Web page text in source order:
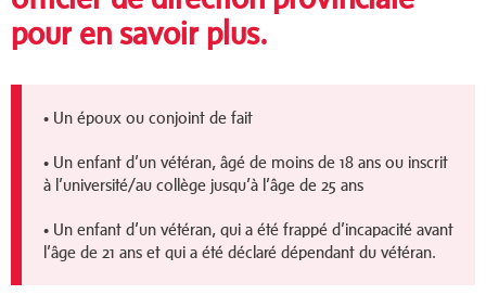
pour en savoir plus.
• Un époux ou conjoint de fait
• Un enfant d’un vétéran, âgé de moins de 18 ans ou inscrit
à l’université/au collège jusqu’à l’âge de 25 ans
• Un enfant d’un vétéran, qui a été frappé d’incapacité avant
l’âge de 21 ans et qui a été déclaré dépendant du vétéran.